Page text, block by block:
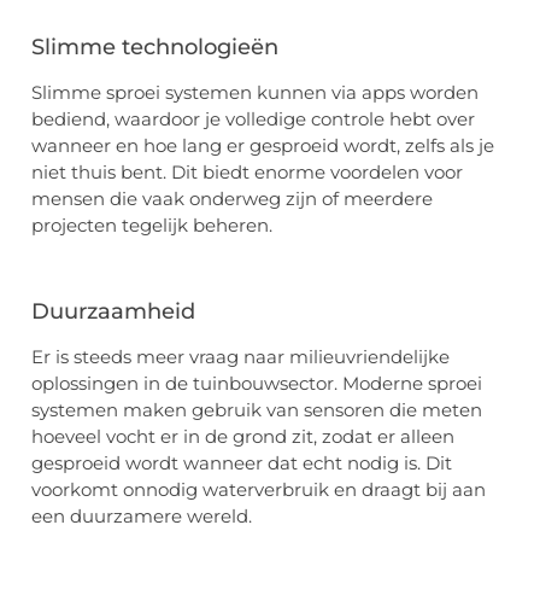
Slimme technologieën
Slimme sproei systemen kunnen via apps worden
bediend, waardoor je volledige controle hebt over
wanneer en hoe lang er gesproeid wordt, zelfs als je
niet thuis bent. Dit biedt enorme voordelen voor
mensen die vaak onderweg zijn of meerdere
projecten tegelijk beheren.
Duurzaamheid
Er is steeds meer vraag naar milieuvriendelijke
oplossingen in de tuinbouwsector. Moderne sproei
systemen maken gebruik van sensoren die meten
hoeveel vocht er in de grond zit, zodat er alleen
gesproeid wordt wanneer dat echt nodig is. Dit
voorkomt onnodig waterverbruik en draagt bij aan
een duurzamere wereld.